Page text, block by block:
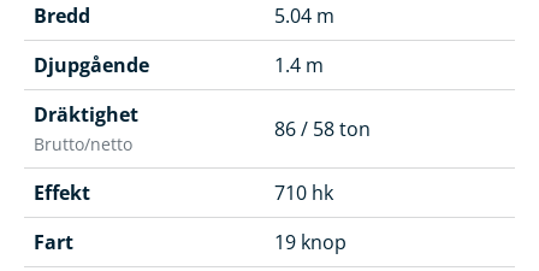
Bredd
5.04 m
Djupgående
1.4 m
Dräktighet
Brutto/netto
86 / 58 ton
Effekt
710 hk
Fart
19 knop